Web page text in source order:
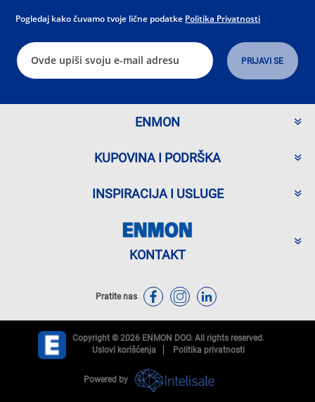
Pogledaj kako čuvamo tvoje lične podatke Politika Privatnosti
ENMON
KUPOVINA I PODRŠKA
INSPIRACIJA I USLUGE
KONTAKT
Pratite nas
Copyright © 2026 ENMON DOO. All rights reserved.
Uslovi korišćenja
Politika privatnosti
Powered by